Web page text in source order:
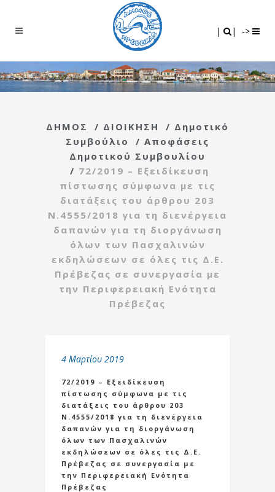
| | ->
ΔΗΜΟΣ / ΔΙΟΙΚΗΣΗ / Δημοτικό
Συμβούλιο
/ Αποφάσεις
Δημοτικού Συμβουλίου
/ 72/2019 – Εξειδίκευση
πίστωσης σύμφωνα με τις
διατάξεις του άρθρου 203
Ν.4555/2018 για τη διενέργεια
δαπανών για τη διοργάνωση
όλων των Πασχαλινών
εκδηλώσεων σε όλες τις Δ.Ε.
Πρέβεζας σε συνεργασία με
την Περιφερειακή Ενότητα
Πρέβεζας
4 Μαρτίου 2019
72/2019 – Εξειδίκευση
πίστωσης σύμφωνα με τις
διατάξεις του άρθρου 203
Ν.4555/2018 για τη διενέργεια
δαπανών για τη διοργάνωση
όλων των Πασχαλινών
εκδηλώσεων σε όλες τις Δ.Ε.
Πρέβεζας σε συνεργασία με
την Περιφερειακή Ενότητα
Πρέβεζας